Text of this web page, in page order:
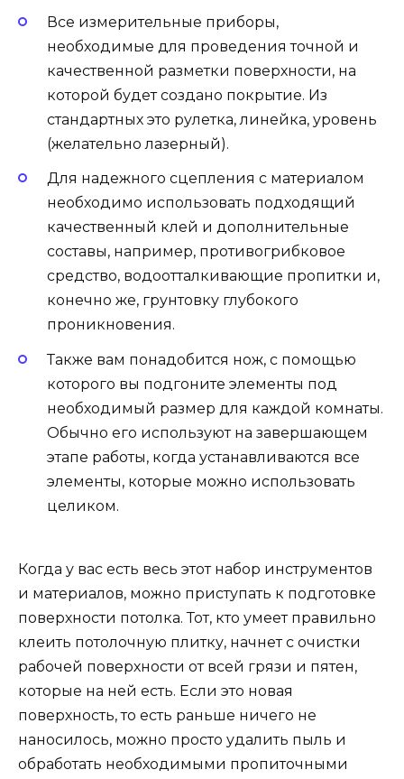
Все измерительные приборы,
необходимые для проведения точной и
качественной разметки поверхности, на
которой будет создано покрытие. Из
стандартных это рулетка, линейка, уровень
(желательно лазерный).
Для надежного сцепления с материалом
необходимо использовать подходящий
качественный клей и дополнительные
составы, например, противогрибковое
средство, водоотталкивающие пропитки и,
конечно же, грунтовку глубокого
проникновения.
Также вам понадобится нож, с помощью
которого вы подгоните элементы под
необходимый размер для каждой комнаты.
Обычно его используют на завершающем
этапе работы, когда устанавливаются все
элементы, которые можно использовать
целиком.
Когда у вас есть весь этот набор инструментов
и материалов, можно приступать к подготовке
поверхности потолка. Тот, кто умеет правильно
клеить потолочную плитку, начнет с очистки
рабочей поверхности от всей грязи и пятен,
которые на ней есть. Если это новая
поверхность, то есть раньше ничего не
наносилось, можно просто удалить пыль и
обработать необходимыми пропиточными